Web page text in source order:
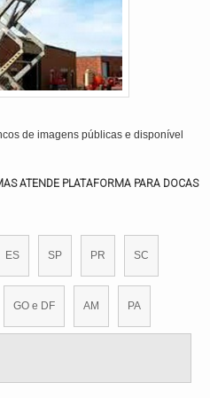
de imagens públicas e disponível
ATENDE PLATAFORMA PARA DOCAS
ES SP PR SC
GO e DF AM PA